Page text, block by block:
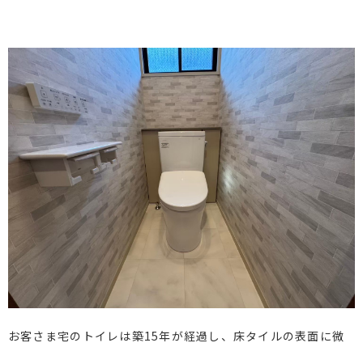
お客さま宅のトイレは築15年が経過し、床タイルの表面に微